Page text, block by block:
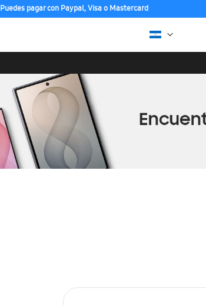
Puedes pagar con Paypal, Visa o Mastercard